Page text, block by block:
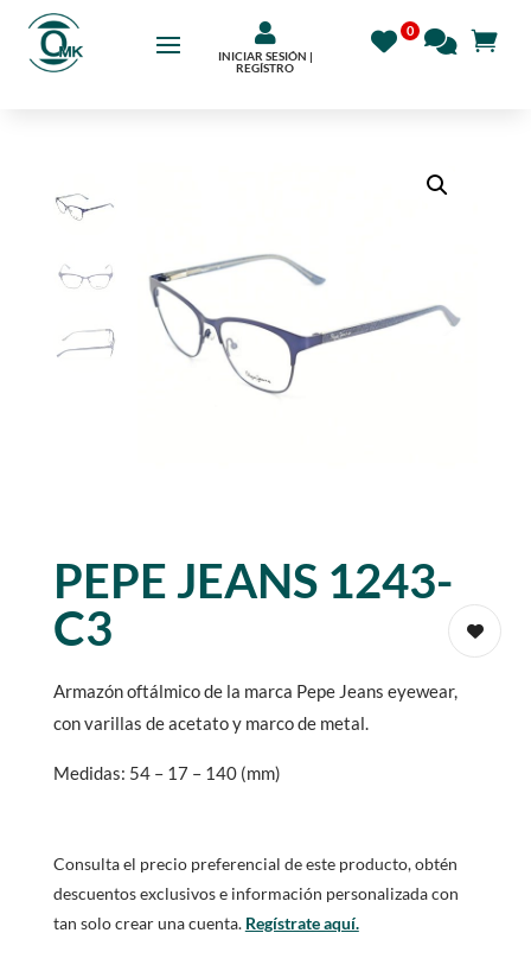

INICIAR SESIÓN |
REGÍSTRO
PEPE JEANS 1243-
C3
Armazón oftálmico de la marca Pepe Jeans eyewear,
con varillas de acetato y marco de metal.
Medidas: 54 – 17 – 140 (mm)
Consulta el precio preferencial de este producto, obtén
descuentos exclusivos e información personalizada con
tan solo crear una cuenta. Regístrate aquí.